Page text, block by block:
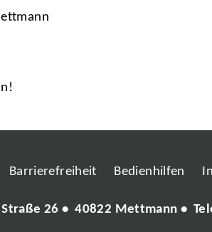
Barrierefreiheit Bedienhilfen
26 • 40822 Mettmann •